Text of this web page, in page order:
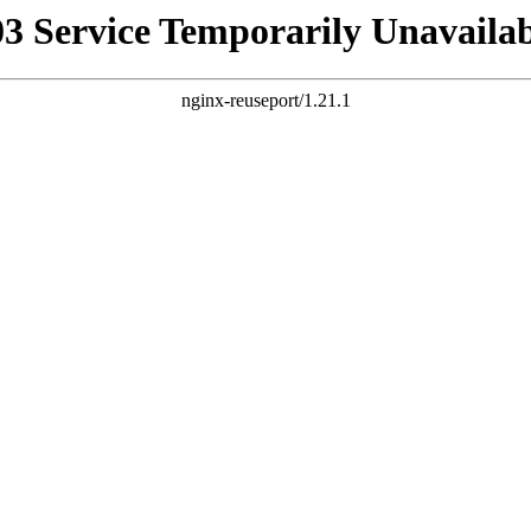
Service Temporarily
nginx-reuseport/1.21.1